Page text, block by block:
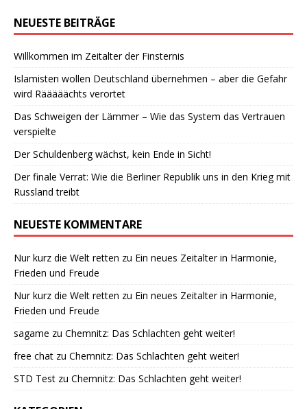
NEUESTE BEITRÄGE
Willkommen im Zeitalter der Finsternis
Islamisten wollen Deutschland übernehmen – aber die Gefahr
wird Rääääächts verortet
Das Schweigen der Lämmer – Wie das System das Vertrauen
verspielte
Der Schuldenberg wächst, kein Ende in Sicht!
Der finale Verrat: Wie die Berliner Republik uns in den Krieg mit
Russland treibt
NEUESTE KOMMENTARE
Nur kurz die Welt retten zu Ein neues Zeitalter in Harmonie,
Frieden und Freude
Nur kurz die Welt retten zu Ein neues Zeitalter in Harmonie,
Frieden und Freude
sagame zu Chemnitz: Das Schlachten geht weiter!
free chat zu Chemnitz: Das Schlachten geht weiter!
STD Test zu Chemnitz: Das Schlachten geht weiter!